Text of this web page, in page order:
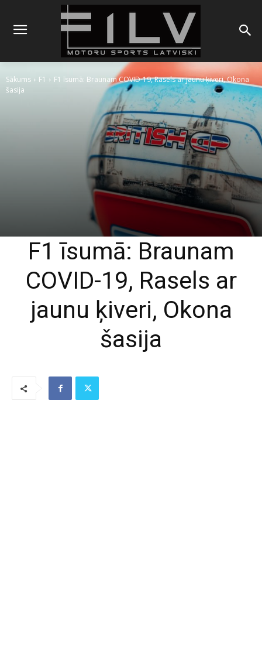
Sākums F1
F1 īsumā: Braunam COVID-19, Rasels ar jaunu ķiveri, Okona
šasija
F1 īsumā: Braunam
COVID-19, Rasels ar
jaunu ķiveri, Okona
šasija